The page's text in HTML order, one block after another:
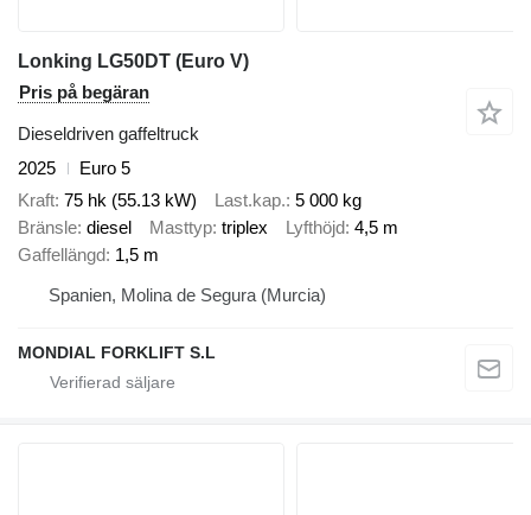
Lonking LG50DT (Euro V)
Pris på begäran
Dieseldriven gaffeltruck
2025
Euro 5
Kraft 75 hk (55.13 kW) Last.kap. 5 000 kg
Bränsle diesel Masttyp triplex Lyfthöjd 4,5 m
Gaffellängd 1,5 m
Spanien, Molina de Segura (Murcia)
MONDIAL FORKLIFT S.L